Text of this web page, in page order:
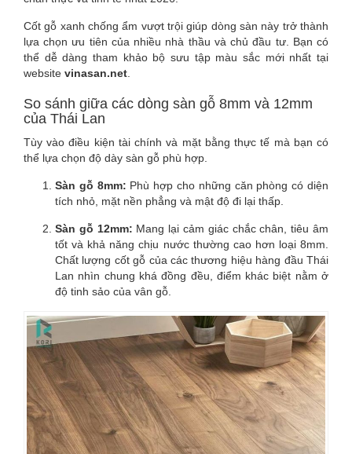
Cốt gỗ xanh chống ẩm vượt trội giúp dòng sàn này trở thành
lựa chọn ưu tiên của nhiều nhà thầu và chủ đầu tư. Bạn có
thể dễ dàng tham khảo bộ sưu tập màu sắc mới nhất tại
website vinasan.net
So sánh giữa các dòng sàn gỗ 8mm và 12mm
của Thái Lan
Tùy vào điều kiện tài chính và mặt bằng thực tế mà bạn có
thể lựa chọn độ dày sàn gỗ phù hợp.
Sàn gỗ 8mm: Phù hợp cho những căn phòng có diện
tích nhỏ, mặt nền phẳng và mật độ đi lại thấp.
Sàn gỗ 12mm: Mang lại cảm giác chắc chân, tiêu âm
tốt và khả năng chịu nước thường cao hơn loại 8mm.
Chất lượng cốt gỗ của các thương hiệu hàng đầu Thái
Lan nhìn chung khá đồng đều, điểm khác biệt nằm ở
độ tinh sảo của vân gỗ.